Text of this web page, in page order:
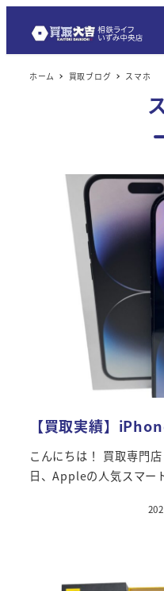
ホーム 買取ブログ スマホ
【買取実績】
こんにちは！ 買取専門
日、Appleの人気スマ